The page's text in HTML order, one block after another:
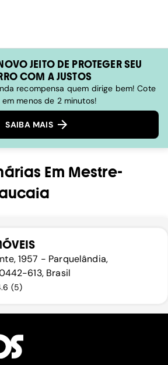
JEITO DE PROTEGER SEU
COM A JUSTOS
recompensa quem dirige bem! Cote
em menos de 2 minutos!
SAIBA MAIS
Em Mestre-
1957 - Parquelândia,
613, Brasil
(5)